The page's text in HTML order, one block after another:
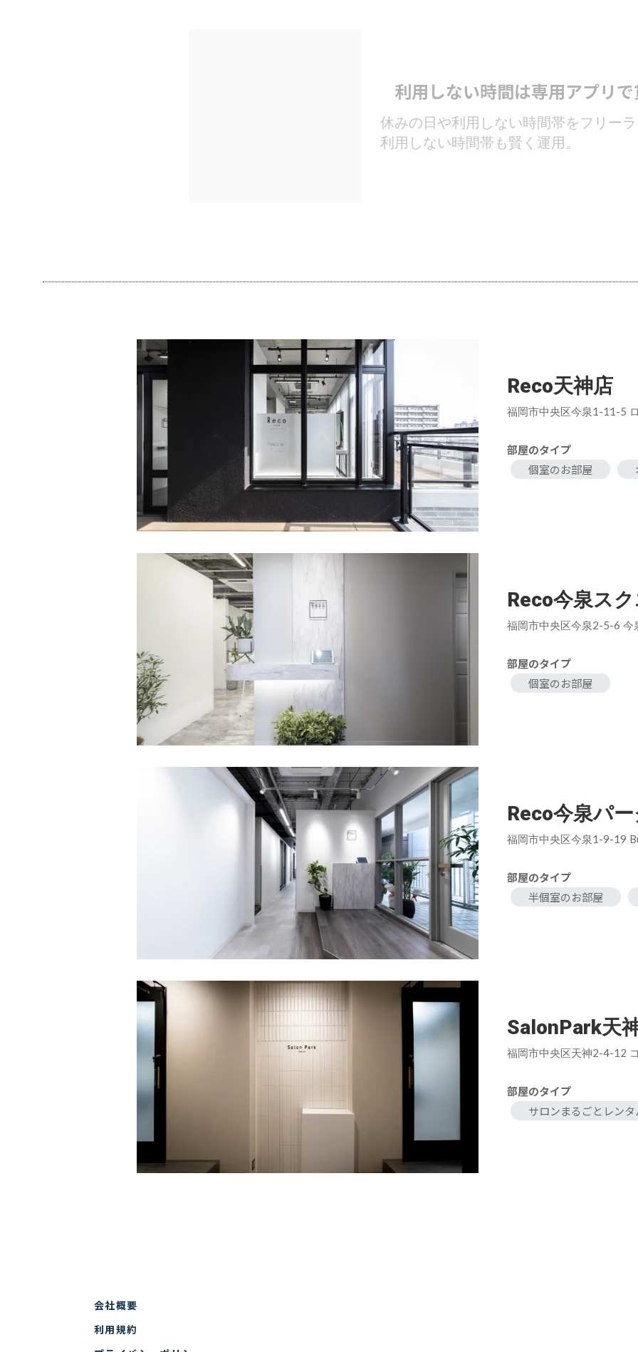
利用しない時間は専用アプリ
休みの日や利用しない時間帯をフリーラ
利用しない時間帯も賢く運用。
Reco天神店
福岡市中央区今泉1-11-5
部屋のタイプ
個室のお部屋
Reco今泉ス
福岡市中央区今泉2-5-6 今
部屋のタイプ
個室のお部屋
Reco今泉パ
福岡市中央区今泉1-9-19
部屋のタイプ
半個室のお部屋
SalonPark天
福岡市中央区天神2-4-12
部屋のタイプ
サロンまるごとレンタ
会社概要
利用規約